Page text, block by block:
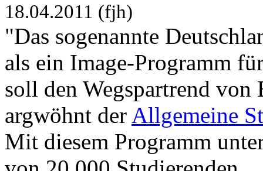
18.04.2011 (fjh)
"Das sogenannte
als ein Image-Programm
soll den Wegspartrend
argwöhnt der Allgemeine
Mit diesem Programm